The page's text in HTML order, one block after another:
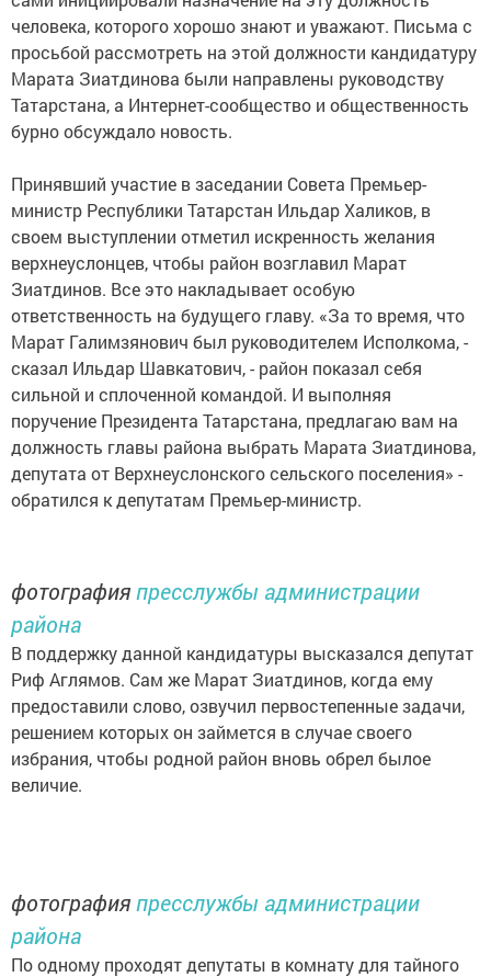
человека, которого хорошо знают и уважают. Письма с
просьбой рассмотреть на этой должности кандидатуру
Марата Зиатдинова были направлены руководству
Татарстана, а Интернет-сообщество и общественность
бурно обсуждало новость.
Принявший участие в заседании Совета Премьер-
министр Республики Татарстан Ильдар Халиков, в
своем выступлении отметил искренность желания
верхнеуслонцев, чтобы район возглавил Марат
Зиатдинов. Все это накладывает особую
ответственность на будущего главу. «За то время, что
Марат Галимзянович был руководителем Исполкома, -
сказал Ильдар Шавкатович, - район показал себя
сильной и сплоченной командой. И выполняя
поручение Президента Татарстана, предлагаю вам на
должность главы района выбрать Марата Зиатдинова,
депутата от Верхнеуслонского сельского поселения» -
обратился к депутатам Премьер-министр.
фотография пресслужбы администрации
района
В поддержку данной кандидатуры высказался депутат
Риф Аглямов. Сам же Марат Зиатдинов, когда ему
предоставили слово, озвучил первостепенные задачи,
решением которых он займется в случае своего
избрания, чтобы родной район вновь обрел былое
величие.
фотография пресслужбы администрации
района
По одному проходят депутаты в комнату для тайного